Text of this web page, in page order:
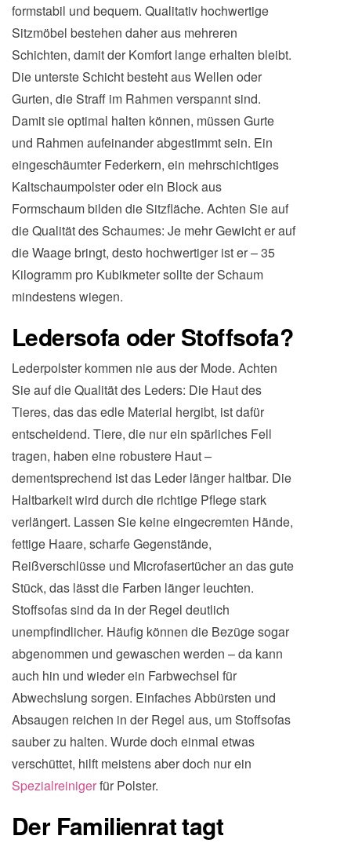
formstabil und bequem. Qualitativ hochwertige
Sitzmöbel bestehen daher aus mehreren
Schichten, damit der Komfort lange erhalten bleibt.
Die unterste Schicht besteht aus Wellen oder
Gurten, die Straff im Rahmen verspannt sind.
Damit sie optimal halten können, müssen Gurte
und Rahmen aufeinander abgestimmt sein. Ein
eingeschäumter Federkern, ein mehrschichtiges
Kaltschaumpolster oder ein Block aus
Formschaum bilden die Sitzfläche. Achten Sie auf
die Qualität des Schaumes: Je mehr Gewicht er auf
die Waage bringt, desto hochwertiger ist er – 35
Kilogramm pro Kubikmeter sollte der Schaum
mindestens wiegen.
Ledersofa oder Stoffsofa?
Lederpolster kommen nie aus der Mode. Achten
Sie auf die Qualität des Leders: Die Haut des
Tieres, das das edle Material hergibt, ist dafür
entscheidend. Tiere, die nur ein spärliches Fell
tragen, haben eine robustere Haut –
dementsprechend ist das Leder länger haltbar. Die
Haltbarkeit wird durch die richtige Pflege stark
verlängert. Lassen Sie keine eingecremten Hände,
fettige Haare, scharfe Gegenstände,
Reißverschlüsse und Microfasertücher an das gute
Stück, das lässt die Farben länger leuchten.
Stoffsofas sind da in der Regel deutlich
unempfindlicher. Häufig können die Bezüge sogar
abgenommen und gewaschen werden – da kann
auch hin und wieder ein Farbwechsel für
Abwechslung sorgen. Einfaches Abbürsten und
Absaugen reichen in der Regel aus, um Stoffsofas
sauber zu halten. Wurde doch einmal etwas
verschüttet, hilft meistens aber doch nur ein
Spezialreinigerfür Polster.
Der Familienrat tagt